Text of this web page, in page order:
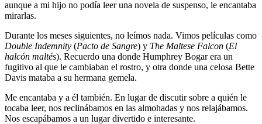
aunque a mi hijo no podía leer una novela de suspenso, le encantaba
mirarlas.
Durante los meses siguientes, no leímos nada. Vimos películas como
Double Indemnity (Pacto de Sangre) y The Maltese Falcon (El
halcón maltés). Recuerdo una donde Humphrey Bogar era un
fugitivo al que le cambiaban el rostro, y otra donde una celosa Bette
Davis mataba a su hermana gemela.
Me encantaba y a él también. En lugar de discutir sobre a quién le
tocaba leer, nos reclinábamos en las almohadas y nos relajábamos.
Nos escapábamos a un lugar divertido e interesante.